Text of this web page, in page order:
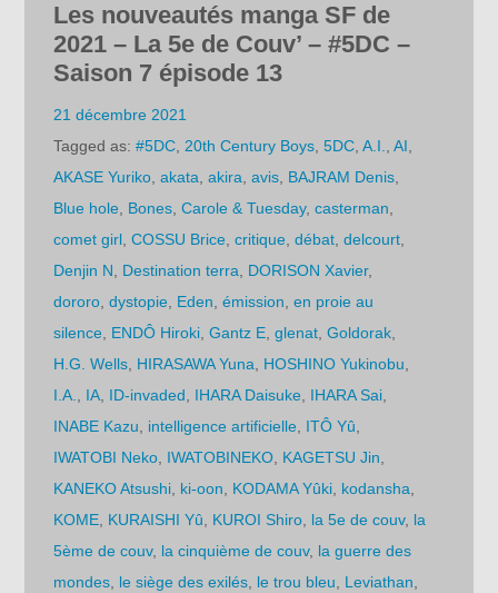
Les nouveautés manga SF de
2021 – La 5e de Couv’ – #5DC –
Saison 7 épisode 13
21 décembre 2021
Tagged as:#5DC 20th Century Boys ,5DC ,A.I. ,AI
AKASE Yuriko ,akata ,akira ,avis BAJRAM Denis
Blue hole Bones ,Carole & Tuesday,casterman
comet girl ,COSSU Brice ,critique ,débat ,delcourt
Denjin N
Destination terra DORISON Xavier,
dororo ,dystopie Eden ,émission ,en proie au
silence ENDÔ Hiroki ,Gantz E ,glenat ,Goldorak
H.G. Wells HIRASAWA Yuna HOSHINO Yukinobu
I.A.
IA ID-invaded IHARA Daisuke IHARA Sai
INABE Kazu
intelligence artificielle ITÔ Yû
IWATOBI Neko IWATOBINEKO KAGETSU Jin
KANEKO Atsushi ki-oon KODAMA Yûki kodansha
KOME KURAISHI Yû KUROI Shiro la 5e de couv, la
5ème de couv, la cinquième de couv, la guerre des
mondes le siège des exilés le trou bleu Leviathan